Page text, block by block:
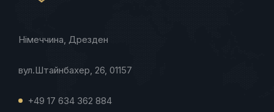
Німеччина, Дрезден
вул.Штайнбахер, 26, 01157
+49 17 634 362 884